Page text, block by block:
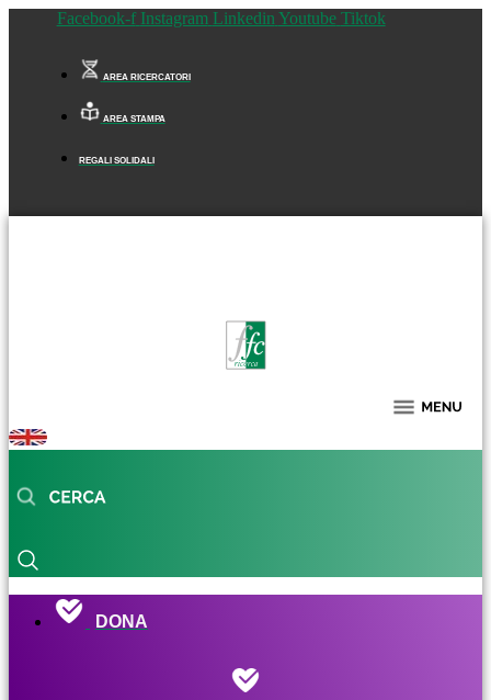
Facebook-f Instagram Linkedin Youtube Tiktok
AREA RICERCATORI
AREA STAMPA
REGALI SOLIDALI
DONA